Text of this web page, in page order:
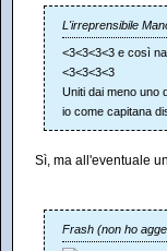
L'irreprensibile
<3<3<3<3 e così
<3<3<3<3
Uniti dai meno uno
io come capitana
Sì, ma all'eventuale
Frash (non ho